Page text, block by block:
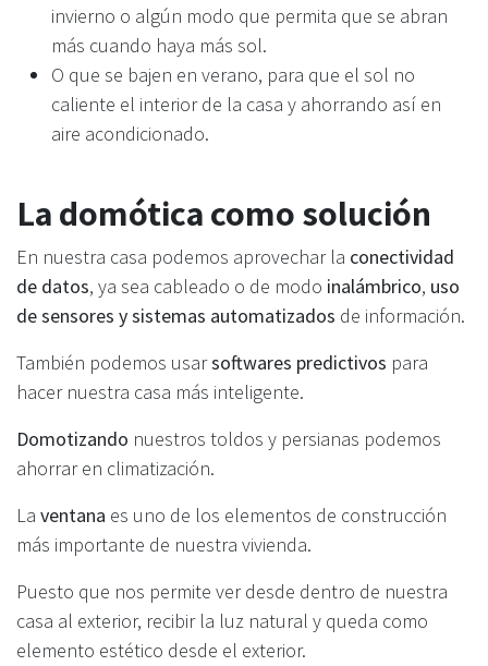
invierno o algún modo que permita que se abran
más cuando haya más sol.
O que se bajen en verano, para que el sol no
caliente el interior de la casa y ahorrando así en
aire acondicionado.
La domótica como solución
En nuestra casa podemos aprovechar la conectividad
de datos, ya sea cableado o de modo inalámbrico, uso
de sensores y sistemas automatizados de información.
También podemos usarsoftwares predictivos para
hacer nuestra casa más inteligente.
Domotizando nuestros toldos y persianas podemos
ahorrar en climatización.
La ventana es uno de los elementos de construcción
más importante de nuestra vivienda.
Puesto que nos permite ver desde dentro de nuestra
casa al exterior, recibir la luz natural y queda como
elemento estético desde el exterior.